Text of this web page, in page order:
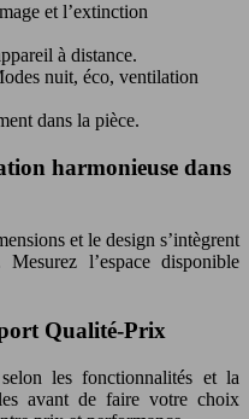
et l’extinction
à distance.
nuit, éco, ventilation
dans la pièce.
harmonieuse dans
et le design s’intègrent
l’espace disponible
Qualité-Prix
les fonctionnalités et la
avant de faire votre choix